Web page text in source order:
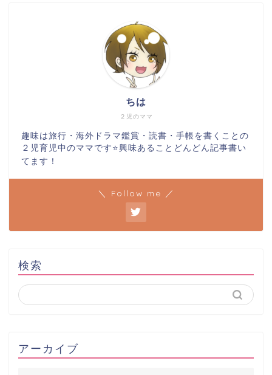
２児のママ
ちは
趣味は旅行・海外ドラマ鑑賞・読書・手帳を書くことの
２児育児中のママです⭐️興味あることどんどん記事書い
てます！
＼ Follow me ／
検索
アーカイブ